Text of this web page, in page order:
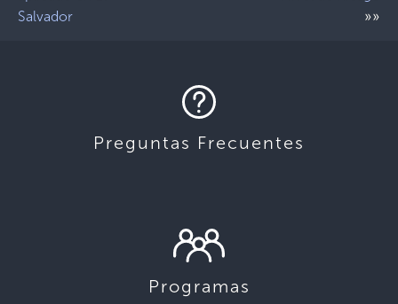
Salvador
»»
Preguntas Frecuentes
Programas